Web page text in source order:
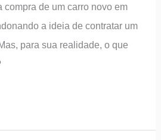
de um carro novo em
a ideia de contratar um
para sua realidade, o que